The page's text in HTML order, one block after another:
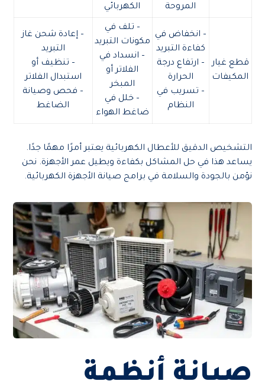
المروحة
الكهربائي
قطع غيار
المكيفات
– انخفاض في
كفاءة التبريد
– ارتفاع درجة
الحرارة
– تسريب في
النظام
– تلف في
مكونات التبريد
– انسداد في
الفلاتر أو
المبخر
– خلل في
ضاغط الهواء
– إعادة شحن غاز
التبريد
– تنظيف أو
استبدال الفلاتر
– فحص وصيانة
الضاغط
التشخيص الدقيق للأعطال الكهربائية يعتبر أمرًا مهمًا جدًا.
يساعد هذا في حل المشاكل بكفاءة ويطيل عمر الأجهزة. نحن
نؤمن بالجودة والسلامة في برامج صيانة الأجهزة الكهربائية.